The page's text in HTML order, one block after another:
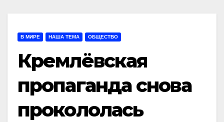
В МИРЕ НАША ТЕМА ОБЩЕСТВО
Кремлёвская
пропаганда снова
прокололась